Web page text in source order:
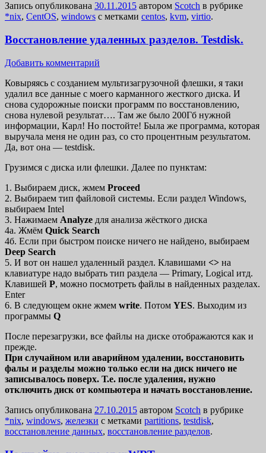
Запись опубликована 30.11.2015 автором Scotch в рубрике
*nix, CentOS, windows с метками centos, kvm, virtio.
Восстановление удаленных разделов. Testdisk.
Добавить комментарий
Ковыряясь с созданием мультизагрузочной флешки, я таки
удалил все данные с моего карманного жесткого диска. И
снова судорожные поиски программ по восстановлению,
снова нулевой результат…. Там же было 200Гб нужной
информации, Карл! Но постойте! Была же программа, которая
выручала меня не один раз, со сто процентным результатом.
Да, вот она — testdisk.
Грузимся с диска или флешки. Далее по пунктам:
1. Выбираем диск, жмем Proceed
2. Выбираем тип файловой системы. Если раздел Windows,
выбираем Intel
3. Нажимаем Analyze для анализа жёсткого диска
4а. Жмём Quick Search
4б. Если при быстром поиске ничего не найдено, выбираем
Deep Search
5. И вот он нашел удаленный раздел. Клавишами <> на
клавиатуре надо выбрать тип раздела — Primary, Logical итд.
Клавишей P, можно посмотреть файлы в найденных разделах.
Enter
6. В следующем окне жмем write. Потом YES. Выходим из
программы Q
После перезагрузки, все файлы на диске отображаются как и
прежде.
При случайном или аварийном удалении, восстановить
фалы и разделы можно только если на диск ничего не
записывалось поверх. Т.е. после удаления, нужно
отключить диск от компьютера и начать восстановление.
Запись опубликована 27.10.2015 автором Scotch в рубрике
*nix, windows, железки с метками partitions, testdisk,
восстановление данных, восстановление разделов.